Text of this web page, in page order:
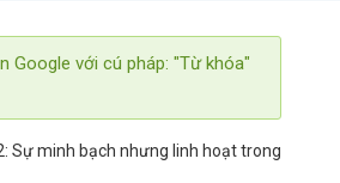
Google với cú pháp: "Từ khóa"
Sự minh bạch nhưng linh hoạt trong